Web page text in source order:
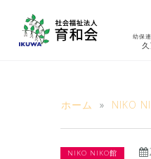
幼保
ホーム » NIKO
NIKO NIKO館